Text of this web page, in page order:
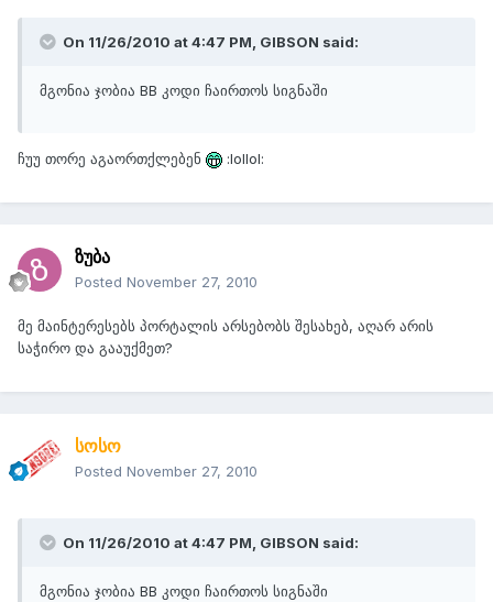
On 11/26/2010 at 4:47 PM, GIBSON said:
მგონია ჯობია BB კოდი ჩაირთოს სიგნაში
ჩუუ თორე აგაორთქლებენ :lollol:
ზუბა
Posted November 27, 2010
მე მაინტერესებს პორტალის არსებობს შესახებ, აღარ არის
საჭირო და გააუქმეთ?
სოსო
Posted November 27, 2010
On 11/26/2010 at 4:47 PM, GIBSON said:
მგონია ჯობია BB კოდი ჩაირთოს სიგნაში